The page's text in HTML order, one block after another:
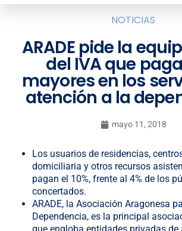
NOTICIAS
ARADE pide la
del IVA que
mayores en los
atención a la
mayo 11, 2018
Los usuarios de residencias,
domiciliaria y otros recursos
pagan el 10%, frente al 4% de los
concertados.
ARADE, la Asociación Aragonesa
Dependencia, es la principal